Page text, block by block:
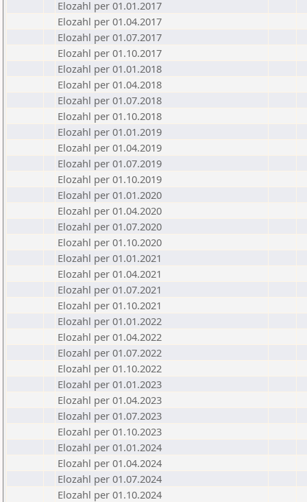
Elozahl per 01.01.2017
Elozahl per 01.04.2017
Elozahl per 01.07.2017
Elozahl per 01.10.2017
Elozahl per 01.01.2018
Elozahl per 01.04.2018
Elozahl per 01.07.2018
Elozahl per 01.10.2018
Elozahl per 01.01.2019
Elozahl per 01.04.2019
Elozahl per 01.07.2019
Elozahl per 01.10.2019
Elozahl per 01.01.2020
Elozahl per 01.04.2020
Elozahl per 01.07.2020
Elozahl per 01.10.2020
Elozahl per 01.01.2021
Elozahl per 01.04.2021
Elozahl per 01.07.2021
Elozahl per 01.10.2021
Elozahl per 01.01.2022
Elozahl per 01.04.2022
Elozahl per 01.07.2022
Elozahl per 01.10.2022
Elozahl per 01.01.2023
Elozahl per 01.04.2023
Elozahl per 01.07.2023
Elozahl per 01.10.2023
Elozahl per 01.01.2024
Elozahl per 01.04.2024
Elozahl per 01.07.2024
Elozahl per 01.10.2024